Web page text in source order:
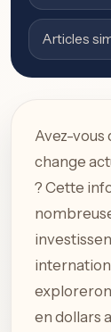
Articles
Avez-vous
change
? Cette
en dollars